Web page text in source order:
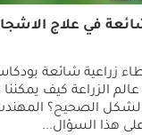
في علاج
زراعية شائعة
الزراعة كيف يمكننا
الصحيح؟
هذا السؤال...